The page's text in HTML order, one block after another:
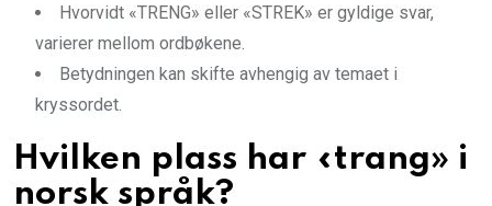
Hvorvidt «TRENG» eller «STREK» er gyldige svar,
varierer mellom ordbøkene.
Betydningen kan skifte avhengig av temaet i
kryssordet.
Hvilken plass har «trang» i
norsk språk?